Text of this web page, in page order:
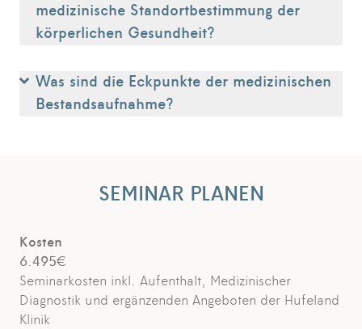
medizinische Standortbestimmung der
körperlichen Gesundheit?
Was sind die Eckpunkte der medizinischen
Bestandsaufnahme?
SEMINAR PLANEN
Kosten
6.495€
Seminarkosten inkl. Aufenthalt, Medizinischer
Diagnostik und ergänzenden Angeboten der Hufeland
Klinik